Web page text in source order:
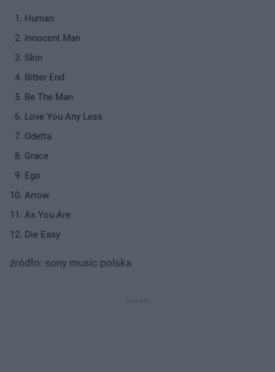
Human
Innocent Man
Skin
Bitter End
Be The Man
Love You Any Less
Odetta
Grace
Ego
Arrow
As You Are
Die Easy
źródło: sony music polska